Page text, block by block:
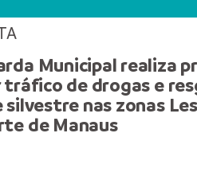
Municipal realiza
tráfico de drogas e
silvestre nas zonas
de Manaus